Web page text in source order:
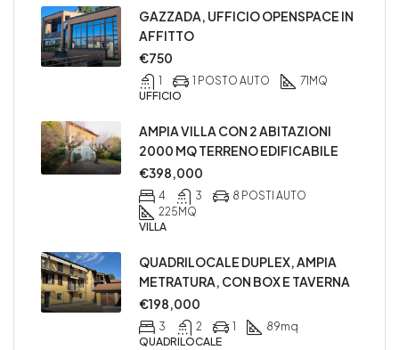
GAZZADA, UFFICIO OPENSPACE IN
AFFITTO
€750
1 1 POSTO AUTO 71 MQ
UFFICIO
AMPIA VILLA CON 2 ABITAZIONI
2000 MQ TERRENO EDIFICABILE
€398,000
4 3
8 POSTI AUTO
225MQ
VILLA
QUADRILOCALE DUPLEX, AMPIA
METRATURA, CON BOX E TAVERNA
€198,000
3 2 1 89mq
QUADRILOCALE